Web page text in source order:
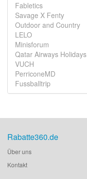
Fabletics
Savage X Fenty
Outdoor and Country
LELO
Minisforum
Qatar Airways Holidays
VUCH
PerriconeMD
Fussballtrip
Rabatte360.de
Über uns
Kontakt